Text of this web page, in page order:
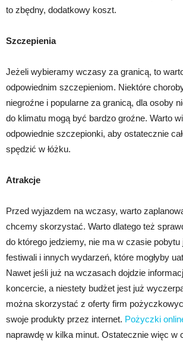
to zbędny, dodatkowy koszt.
Szczepienia
Jeżeli wybieramy wczasy za granicą, to
odpowiednim szczepieniom. Niektóre
niegroźne i popularne za granicą, dla osoby
do klimatu mogą być bardzo groźne. Warto
odpowiednie szczepionki, aby ostatecznie
spędzić w łóżku.
Atrakcje
Przed wyjazdem na wczasy, warto
chcemy skorzystać. Warto dlatego też
do którego jedziemy, nie ma w czasie
festiwali i innych wydarzeń, które mogłyby
Nawet jeśli już na wczasach dojdzie
koncercie, a niestety budżet jest już
można skorzystać z oferty firm
swoje produkty przez internet. Pożyczki
naprawdę w kilka minut. Ostatecznie więc w